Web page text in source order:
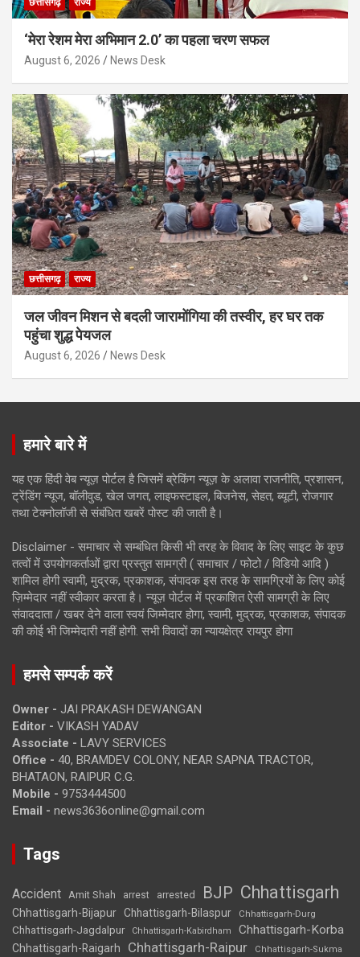
‘मेरा रेशम मेरा अभिमान 2.0’ का पहला चरण सफल
August 6, 2026 News Desk
छत्तीसगढ़ राज्य
जल जीवन मिशन से बदली जारामोंगिया की तस्वीर, हर घर तक
पहुंचा शुद्ध पेयजल
August 6, 2026 News Desk
हमारे बारे में
यह एक हिंदी वेब न्यूज़ पोर्टल है जिसमें ब्रेकिंग न्यूज़ के अलावा राजनीति, प्रशासन,
ट्रेंडिंग न्यूज, बॉलीवुड, खेल जगत, लाइफस्टाइल, बिजनेस, सेहत, ब्यूटी, रोजगार
तथा टेक्नोलॉजी से संबंधित खबरें पोस्ट की जाती है।
Disclaimer - समाचार से सम्बंधित किसी भी तरह के विवाद के लिए साइट के कुछ
तत्वों में उपयोगकर्ताओं द्वारा प्रस्तुत सामग्री ( समाचार / फोटो / विडियो आदि )
शामिल होगी स्वामी, मुद्रक, प्रकाशक, संपादक इस तरह के सामग्रियों के लिए कोई
ज़िम्मेदार नहीं स्वीकार करता है। न्यूज़ पोर्टल में प्रकाशित ऐसी सामग्री के लिए
संवाददाता / खबर देने वाला स्वयं जिम्मेदार होगा, स्वामी, मुद्रक, प्रकाशक, संपादक
की कोई भी जिम्मेदारी नहीं होगी. सभी विवादों का न्यायक्षेत्र रायपुर होगा
हमसे सम्पर्क करें
Owner - JAI PRAKASH DEWANGAN
Editor - VIKASH YADAV
Associate - LAVY SERVICES
Office - 40, BRAMDEV COLONY, NEAR SAPNA TRACTOR,
BHATAON, RAIPUR C.G.
Mobile - 9753444500
Email - news3636online@gmail.com
Tags
Accident Amit Shah arrest arrested BJP Chhattisgarh
Chhattisgarh-Bijapur Chhattisgarh-Bilaspur Chhattisgarh-Durg
Chhattisgarh-Jagdalpur Chhattisgarh-Kabirdham Chhattisgarh-Korba
Chhattisgarh-Raigarh Chhattisgarh-Raipur
Chhattisgarh-Sukma